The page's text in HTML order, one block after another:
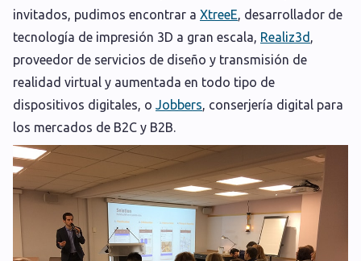
invitados, pudimos encontrar a XtreeE, desarrollador de
tecnología de impresión 3D a gran escala, Realiz3d ,
proveedor de servicios de diseño y transmisión de
realidad virtual y aumentada en todo tipo de
dispositivos digitales, o Jobbers, conserjería digital para
los mercados de B2C y B2B.